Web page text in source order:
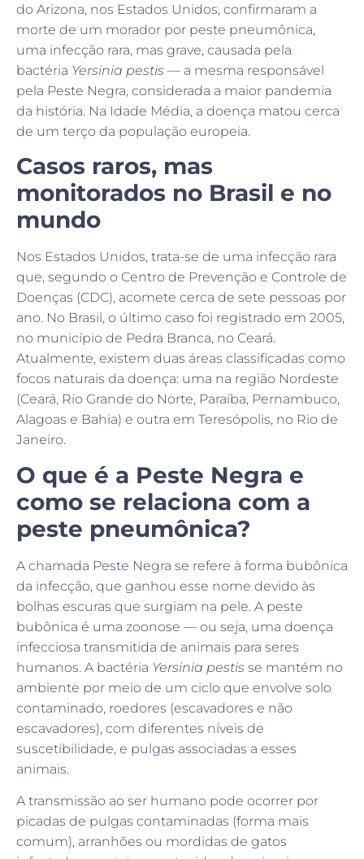
do Arizona, nos Estados Unidos, confirmaram a
morte de um morador por peste pneumônica,
uma infecção rara, mas grave, causada pela
bactéria Yersinia pestis — a mesma responsável
pela Peste Negra, considerada a maior pandemia
da história. Na Idade Média, a doença matou cerca
de um terço da população europeia.
Casos raros, mas
monitorados no Brasil e no
mundo
Nos Estados Unidos, trata-se de uma infecção rara
que, segundo o Centro de Prevenção e Controle de
Doenças (CDC), acomete cerca de sete pessoas por
ano. No Brasil, o último caso foi registrado em 2005,
no município de Pedra Branca, no Ceará.
Atualmente, existem duas áreas classificadas como
focos naturais da doença: uma na região Nordeste
(Ceará, Rio Grande do Norte, Paraíba, Pernambuco,
Alagoas e Bahia) e outra em Teresópolis, no Rio de
Janeiro.
O que é a Peste Negra e
como se relaciona com a
peste pneumônica?
A chamada Peste Negra se refere à forma bubônica
da infecção, que ganhou esse nome devido às
bolhas escuras que surgiam na pele. A peste
bubônica é uma zoonose — ou seja, uma doença
infecciosa transmitida de animais para seres
humanos. A bactéria Yersinia pestis se mantém no
ambiente por meio de um ciclo que envolve solo
contaminado, roedores (escavadores e não
escavadores), com diferentes níveis de
suscetibilidade, e pulgas associadas a esses
animais.
A transmissão ao ser humano pode ocorrer por
picadas de pulgas contaminadas (forma mais
comum), arranhões ou mordidas de gatos